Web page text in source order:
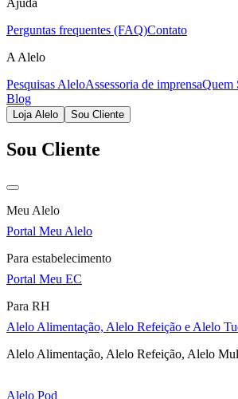
Ajuda
Perguntas frequentes (FAQ)Contato
A Alelo
Pesquisas AleloAssessoria de imprensaQuem
Blog
Loja Alelo Sou Cliente
Sou Cliente
Meu Alelo
Portal Meu Alelo
Para estabelecimento
Portal Meu EC
Para RH
Alelo Alimentação, Alelo Refeição e Alelo
Alelo Alimentação, Alelo Refeição, Alelo
Alelo Pod